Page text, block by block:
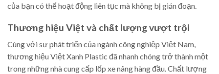
của bạn có thể hoạt động liên tục mà không bị gián đoạn.
Thương hiệu Việt và chất lượng vượt trội
Cùng với sự phát triển của ngành công nghiệp Việt Nam,
thương hiệu Việt Xanh Plastic đã nhanh chóng trở thành một
trong những nhà cung cấp lốp xe nâng hàng đầu. Chất lượng